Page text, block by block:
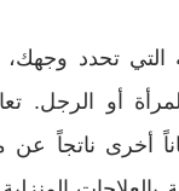
التي تحدد
أو الرجل.
أخرى ناتجاً